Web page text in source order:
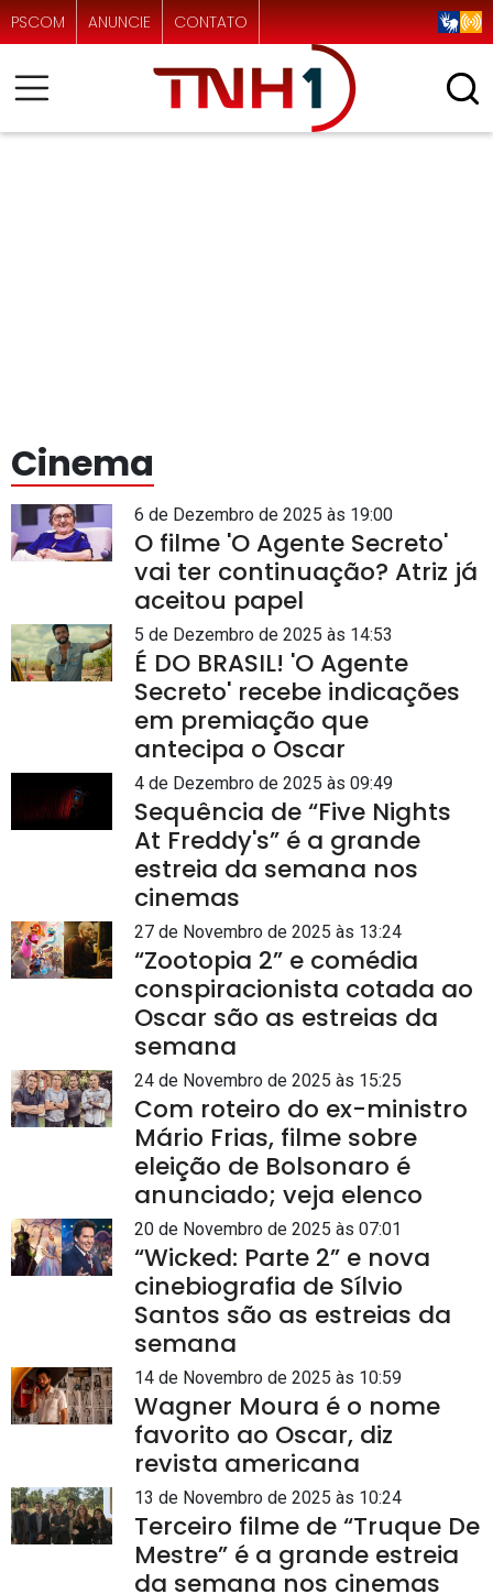
PSCOM ANUNCIE CONTATO
Cinema
6 de Dezembro de 2025 às 19:00
O filme 'O Agente Secreto'
vai ter continuação? Atriz já
aceitou papel
5 de Dezembro de 2025 às 14:53
É DO BRASIL! 'O Agente
Secreto' recebe indicações
em premiação que
antecipa o Oscar
4 de Dezembro de 2025 às 09:49
Sequência de “Five Nights
At Freddy's” é a grande
estreia da semana nos
cinemas
27 de Novembro de 2025 às 13:24
“Zootopia 2” e comédia
conspiracionista cotada ao
Oscar são as estreias da
semana
24 de Novembro de 2025 às 15:25
Com roteiro do ex-ministro
Mário Frias, filme sobre
eleição de Bolsonaro é
anunciado; veja elenco
20 de Novembro de 2025 às 07:01
“Wicked: Parte 2” e nova
cinebiografia de Sílvio
Santos são as estreias da
semana
14 de Novembro de 2025 às 10:59
Wagner Moura é o nome
favorito ao Oscar, diz
revista americana
13 de Novembro de 2025 às 10:24
Terceiro filme de “Truque De
Mestre” é a grande estreia
da semana nos cinemas